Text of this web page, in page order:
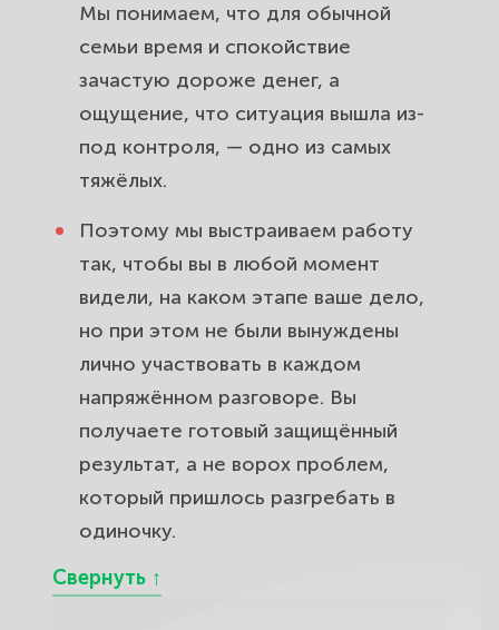
Мы понимаем, что для обычной
семьи время и спокойствие
зачастую дороже денег, а
ощущение, что ситуация вышла из-
под контроля, — одно из самых
тяжёлых.
Поэтому мы выстраиваем работу
так, чтобы вы в любой момент
видели, на каком этапе ваше дело,
но при этом не были вынуждены
лично участвовать в каждом
напряжённом разговоре. Вы
получаете готовый защищённый
результат, а не ворох проблем,
который пришлось разгребать в
одиночку.